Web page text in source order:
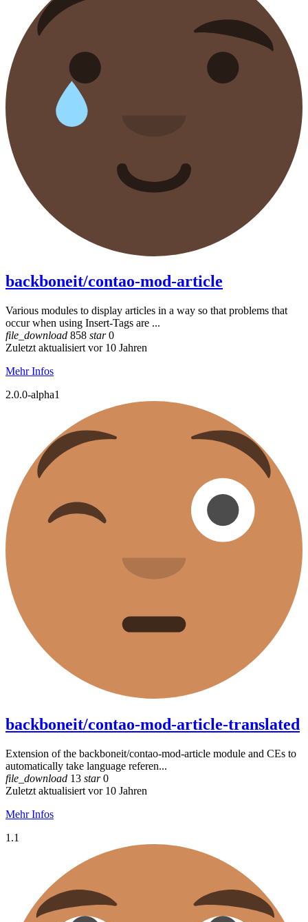
backboneit/contao-mod-article
Various modules to display articles in a way so that problems that
occur when using Insert-Tags are ...
file_download 858 star0
Zuletzt aktualisiert vor 10 Jahren
Mehr Infos
2.0.0-alpha1
backboneit/contao-mod-article-translated
Extension of the backboneit/contao-mod-article module and CEs to
automatically take language referen...
file_download 13 star0
Zuletzt aktualisiert vor 10 Jahren
Mehr Infos
1.1